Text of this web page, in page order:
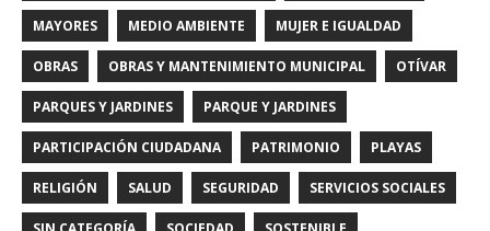
MAYORES MEDIO AMBIENTE MUJER E IGUALDAD
OBRAS OBRAS Y MANTENIMIENTO MUNICIPAL OTÍVAR
PARQUES Y JARDINES PARQUE Y JARDINES
PARTICIPACIÓN CIUDADANA PATRIMONIO PLAYAS
RELIGIÓN SALUD SEGURIDAD SERVICIOS SOCIALES